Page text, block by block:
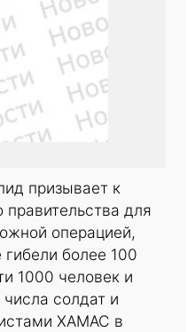
призывает к
для
операцией,
гибели более 100
1000 человек и
солдат и
ХАМАС в